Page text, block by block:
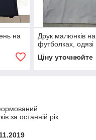
на
Друк малюнків на
футболках, одязі
Ціну уточнюйте
за останній рік